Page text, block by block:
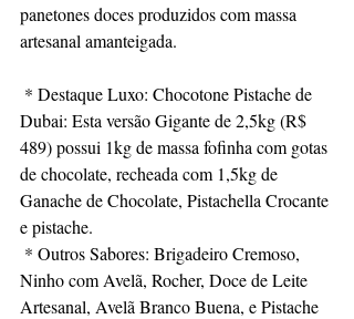
panetones doces produzidos com massa
artesanal amanteigada.
Dubai: Esta versão Gigante de 2,5kg (R$
489) possui 1kg de massa fofinha com gotas
de chocolate, recheada com 1,5kg de
Ganache de Chocolate, Pistachella Crocante
e pistache.
Ninho com Avelã, Rocher, Doce de Leite
Artesanal, Avelã Branco Buena, e Pistache